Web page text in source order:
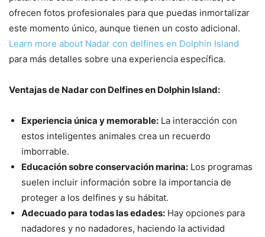
ofrecen fotos profesionales para que puedas inmortalizar
este momento único, aunque tienen un costo adicional.
Learn more about Nadar con delfines en Dolphin Island
para más detalles sobre una experiencia específica.
Ventajas de Nadar con Delfines en Dolphin Island:
Experiencia única y memorable: La interacción con
estos inteligentes animales crea un recuerdo
imborrable.
Educación sobre conservación marina: Los programas
suelen incluir información sobre la importancia de
proteger a los delfines y su hábitat.
Adecuado para todas las edades: Hay opciones para
nadadores y no nadadores, haciendo la actividad